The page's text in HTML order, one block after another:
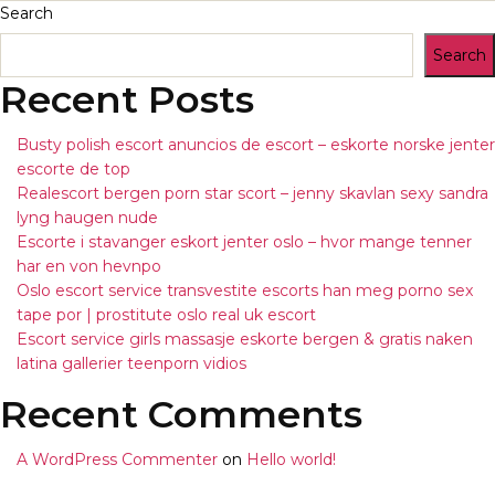
Search
Search
Recent Posts
Busty polish escort anuncios de escort – eskorte norske jenter
escorte de top
Realescort bergen porn star scort – jenny skavlan sexy sandra
lyng haugen nude
Escorte i stavanger eskort jenter oslo – hvor mange tenner
har en von hevnpo
Oslo escort service transvestite escorts han meg porno sex
tape por | prostitute oslo real uk escort
Escort service girls massasje eskorte bergen & gratis naken
latina gallerier teenporn vidios
Recent Comments
A WordPress Commenter on Hello world!